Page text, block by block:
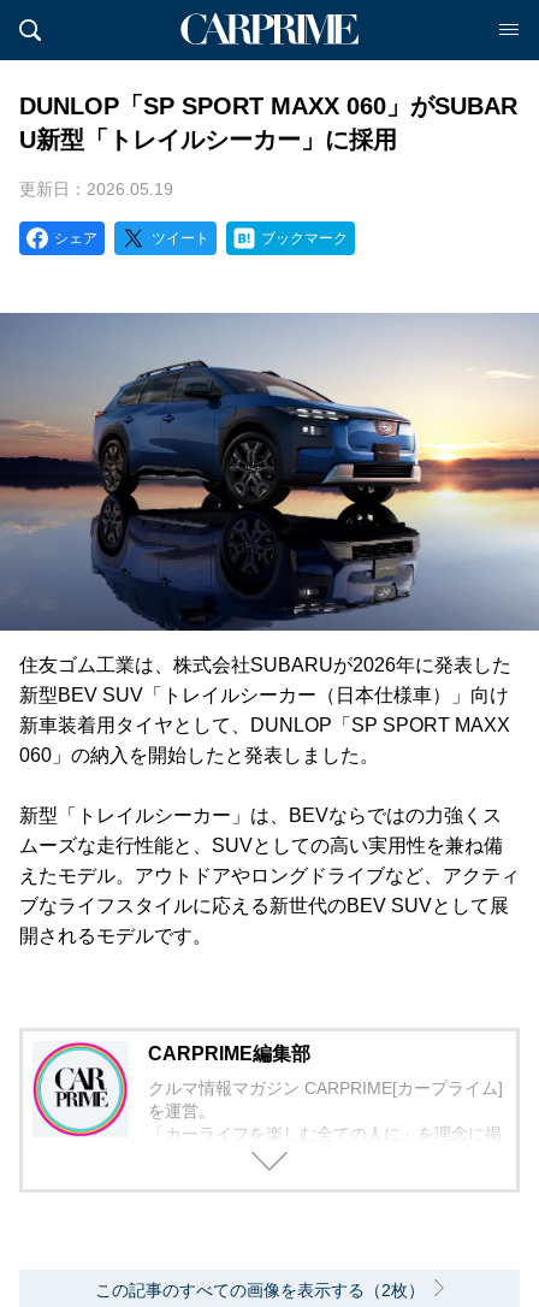
DUNLOP「SP SPORT MAXX 060」がSUBAR
U新型「トレイルシーカー」に採用
更新日：2026.05.19
シェア ツイート ブックマーク
住友ゴム工業は、株式会社SUBARUが2026年に発表した
新型BEV SUV「トレイルシーカー（日本仕様車）」向け
新車装着用タイヤとして、DUNLOP「SP SPORT MAXX
060」の納入を開始したと発表しました。
新型「トレイルシーカー」は、BEVならではの力強くス
ムーズな走行性能と、SUVとしての高い実用性を兼ね備
えたモデル。アウトドアやロングドライブなど、アクティ
ブなライフスタイルに応える新世代のBEV SUVとして展
開されるモデルです。
CARPRIME編集部
クルマ情報マガジン CARPRIME[カープライム]
を運営。
「カーライフを楽しむ全ての人に」を理念に掲
げ、編集に取り組んでいます。
この記事のすべての画像を表示する（2枚）